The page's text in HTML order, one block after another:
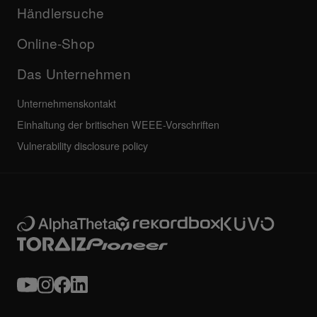
FAQs
Service, Reparatur, Garantie
Unternehmen
Weiteres
Alle Neuigkeiten
Händlersuche
Online-Shop
Das Unternehmen
Unternehmenskontakt
Einhaltung der britischen WEEE-Vorschriften
Vulnerability disclosure policy